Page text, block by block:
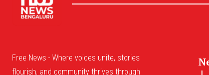
Free News - Where voices unite, stories
flourish, and community thrives through